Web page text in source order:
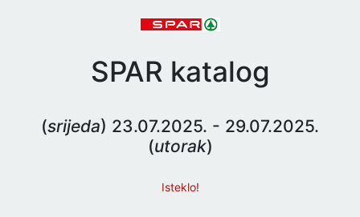
SPAR katalog
(srijeda) 23.07.2025. - 29.07.2025.
(utorak)
Isteklo!